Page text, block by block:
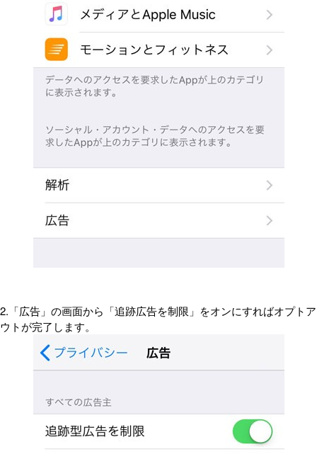
2.「広告」の画面から「追跡広告を制限」をオンにすればオプトア
ウトが完了します。